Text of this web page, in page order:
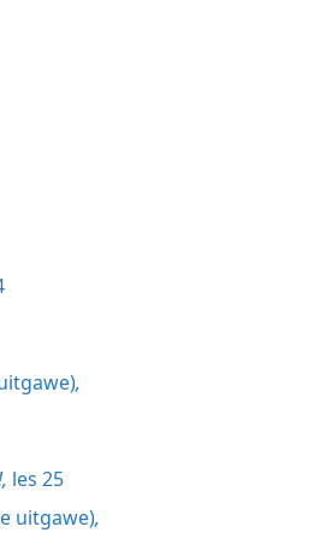
,
les 25
uitgawe),